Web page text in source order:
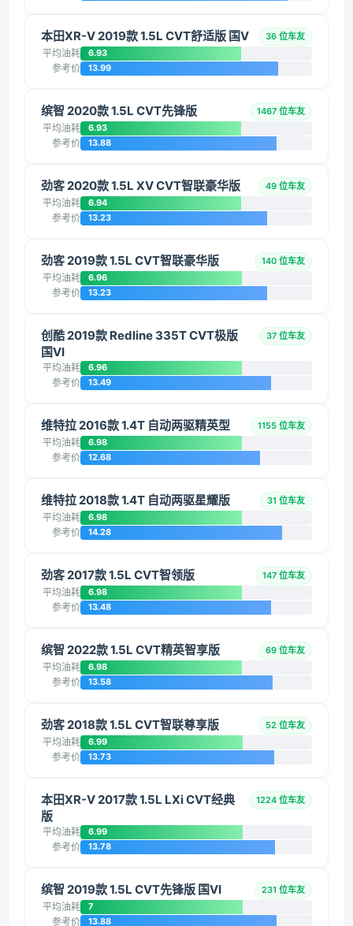
本田XR-V 2019款 1.5L CVT舒适版 国V 36 位车友
平均油耗 6.93
参考价 13.99
缤智 2020款 1.5L CVT先锋版 1467 位车友
平均油耗 6.93
参考价 13.88
劲客 2020款 1.5L XV CVT智联豪华版 49 位车友
平均油耗 6.94
参考价 13.23
劲客 2019款 1.5L CVT智联豪华版 140 位车友
平均油耗 6.96
参考价 13.23
创酷 2019款 Redline 335T CVT极版
国VI
37 位车友
平均油耗 6.96
参考价 13.49
维特拉 2016款 1.4T 自动两驱精英型 1155 位车友
平均油耗 6.98
参考价 12.68
维特拉 2018款 1.4T 自动两驱星耀版 31 位车友
平均油耗 6.98
参考价 14.28
劲客 2017款 1.5L CVT智领版 147 位车友
平均油耗 6.98
参考价 13.48
缤智 2022款 1.5L CVT精英智享版 69 位车友
平均油耗 6.98
参考价 13.58
劲客 2018款 1.5L CVT智联尊享版 52 位车友
平均油耗 6.99
参考价 13.73
本田XR-V 2017款 1.5L LXi CVT经典
版
1224 位车友
平均油耗 6.99
参考价 13.78
缤智 2019款 1.5L CVT先锋版 国VI 231 位车友
平均油耗 7
参考价 13.88